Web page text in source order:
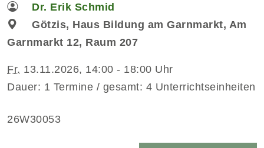
Dr. Erik Schmid
Götzis, Haus Bildung am Garnmarkt, Am
Garnmarkt 12, Raum 207
Fr. 13.11.2026, 14:00 - 18:00 Uhr
Dauer: 1 Termine / gesamt: 4 Unterrichtseinheiten
26W30053